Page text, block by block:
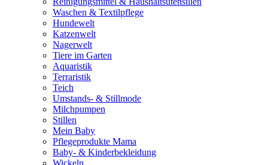
Waschen & Textilpflege
Hundewelt
Katzenwelt
Nagerwelt
Tiere im Garten
Aquaristik
Terraristik
Teich
Umstands- & Stillmode
Milchpumpen
Stillen
Mein Baby
Pflegeprodukte Mama
Baby- & Kinderbekleidung
Wickeln